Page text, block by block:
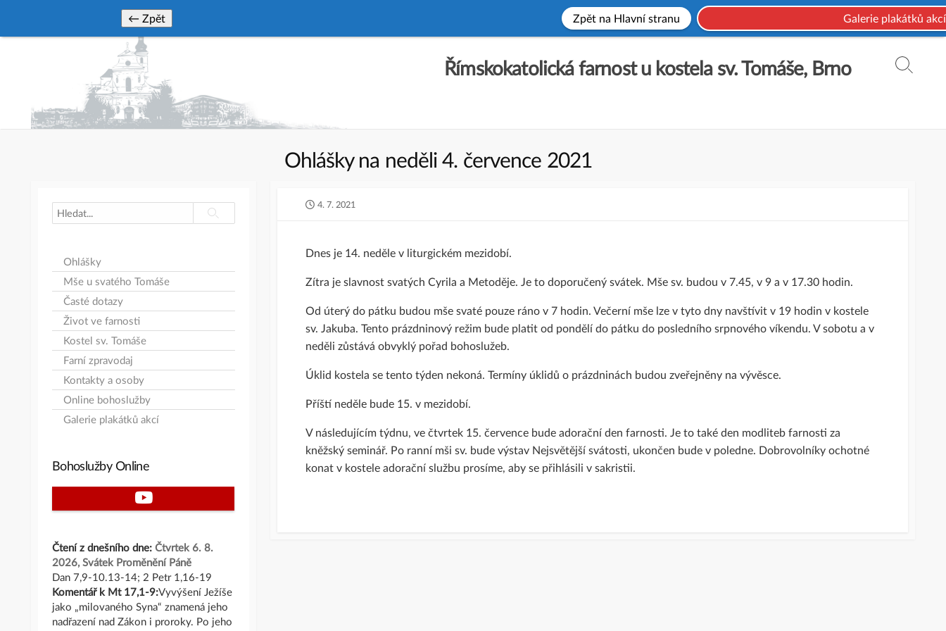
Římskokatolická farnost u kostela sv. Tomáše, Brno
Search
Ohlášky na neděli 4. července 2021
PUBLISHED
4. 7. 2021
Dnes je 14. neděle v liturgickém mezidobí.
Zítra je slavnost svatých Cyrila a Metoděje. Je to doporučený svátek. Mše sv. budou v 7.45, v 9 a v 17.30 hodin.
Od úterý do pátku budou mše svaté pouze ráno v 7 hodin. Večerní mše lze v tyto dny navštívit v 19 hodin v kostele
sv. Jakuba. Tento prázdninový režim bude platit od pondělí do pátku do posledního srpnového víkendu. V sobotu a v
neděli zůstává obvyklý pořad bohoslužeb.
Úklid kostela se tento týden nekoná. Termíny úklidů o prázdninách budou zveřejněny na vývěsce.
Příští neděle bude 15. v mezidobí.
V následujícím týdnu, ve čtvrtek 15. července bude adorační den farnosti. Je to také den modliteb farnosti za
kněžský seminář. Po ranní mši sv. bude výstav Nejsvětější svátosti, ukončen bude v poledne. Dobrovolníky ochotné
konat v kostele adorační službu prosíme, aby se přihlásili v sakristii.
Search
Search
Ohlášky
Mše u svatého Tomáše
Časté dotazy
Život ve farnosti
Kostel sv. Tomáše
Farní zpravodaj
Kontakty a osoby
Online bohoslužby
Galerie plakátků akcí
Bohoslužby Online
Youtube
Čtení z dnešního dne: Čtvrtek 6. 8.
2026, Svátek Proměnění Páně
Dan 7,9-10.13-14; 2 Petr 1,16-19
Komentář k Mt 17,1-9:Vyvýšení Ježíše
jako „milovaného Syna“ znamená jeho
nadřazení nad Zákon i proroky. Po jeho
← Zpět Zpět na Hlavní stranu Galerie plakátků akcí